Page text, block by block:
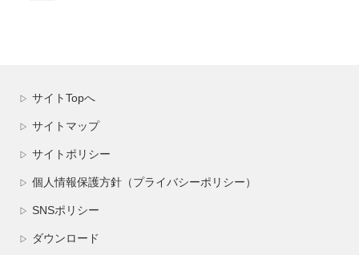
▷ サイトTopへ
▷ サイトマップ
▷ サイトポリシー
▷ 個人情報保護方針（プライバシーポリシー）
▷ SNSポリシー
▷ ダウンロード